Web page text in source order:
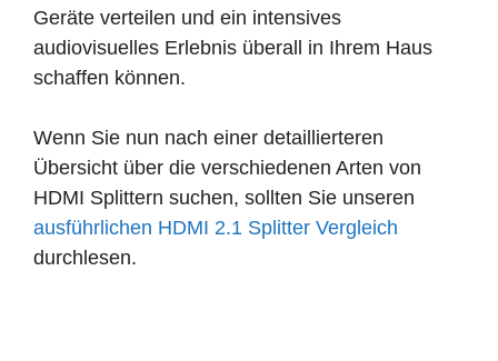
Geräte verteilen und ein intensives
audiovisuelles Erlebnis überall in Ihrem Haus
schaffen können.
Wenn Sie nun nach einer detaillierteren
Übersicht über die verschiedenen Arten von
HDMI Splittern suchen, sollten Sie unseren
ausführlichen HDMI 2.1 Splitter Vergleich
durchlesen.